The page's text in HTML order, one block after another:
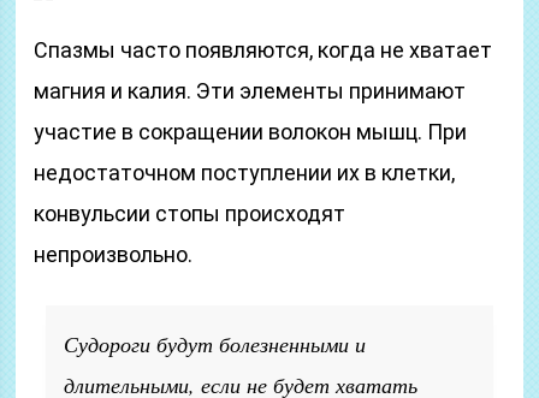
Спазмы часто появляются, когда не хватает
магния и калия. Эти элементы принимают
участие в сокращении волокон мышц. При
недостаточном поступлении их в клетки,
конвульсии стопы происходят
непроизвольно.
Судороги будут болезненными и
длительными, если не будет хватать